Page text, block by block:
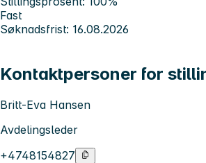
Fast
Søknadsfrist: 16.08.2026
Kontaktpersoner for
Britt-Eva Hansen
Avdelingsleder
+4748154827